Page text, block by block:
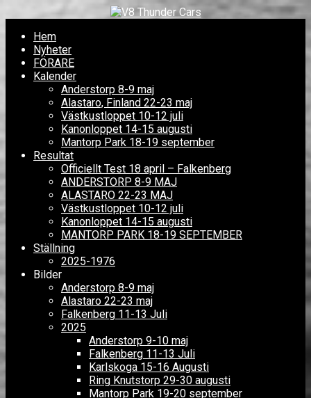
Hem
Nyheter
FÖRARE
Kalender
Anderstorp 8-9 maj
Alastaro, Finland 22-23 maj
Västkustloppet 10-12 juli
Kanonloppet 14-15 augusti
Mantorp Park 18-19 september
Resultat
Officiellt Test 18 april – Falkenberg
ANDERSTORP 8-9 MAJ
ALASTARO 22-23 MAJ
Västkustloppet 10-12 juli
Kanonloppet 14-15 augusti
MANTORP PARK 18-19 SEPTEMBER
Ställning
2025-1976
Bilder
Anderstorp 8-9 maj
Alastaro 22-23 maj
Falkenberg 11-13 Juli
2025
Anderstorp 9-10 maj
Falkenberg 11-13 Juli
Karlskoga 15-16 Augusti
Ring Knutstorp 29-30 augusti
Mantorp Park 19-20 september